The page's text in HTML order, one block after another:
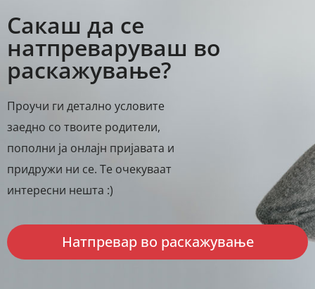
Сакаш да се
натпреваруваш во
раскажување?
Проучи ги детално условите
заедно со твоите родители,
пополни ја онлајн пријавата и
придружи ни се. Те очекуваат
интересни нешта :)
Натпревар во раскажување